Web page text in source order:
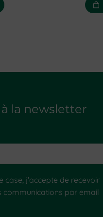
la newsletter
case, j'accepte de recevoir
communications par email